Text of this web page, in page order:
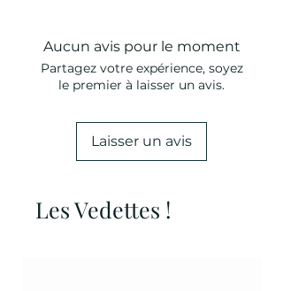
Aucun avis pour le moment
Partagez votre expérience, soyez
le premier à laisser un avis.
Laisser un avis
Les Vedettes !